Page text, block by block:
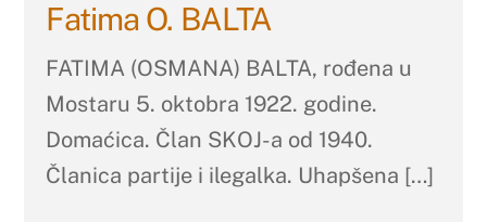
Fatima O. BALTA
FATIMA (OSMANA) BALTA, rođena u
Mostaru 5. oktobra 1922. godine.
Domaćica. Član SKOJ-a od 1940.
Članica partije i ilegalka. Uhapšena […]